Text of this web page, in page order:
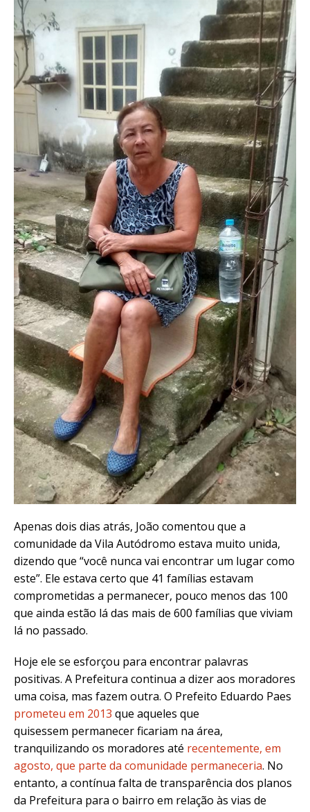
Apenas dois dias atrás, João comentou que a
comunidade da Vila Autódromo estava muito unida,
dizendo que “você nunca vai encontrar um lugar como
este”. Ele estava certo que 41 famílias estavam
comprometidas a permanecer, pouco menos das 100
que ainda estão lá das mais de 600 famílias que viviam
lá no passado.
Hoje ele se esforçou para encontrar palavras
positivas. A Prefeitura continua a dizer aos moradores
uma coisa, mas fazem outra. O Prefeito Eduardo Paes
prometeu em 2013 que aqueles que
quisessem permanecer ficariam na área,
tranquilizando os moradores até recentemente, em
agosto, que parte da comunidade permaneceria. No
entanto, a contínua falta de transparência dos planos
da Prefeitura para o bairro em relação às vias de